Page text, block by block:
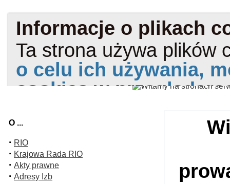
O ...
· RIO
· Krajowa Rada RIO
· Akty prawne
· Adresy Izb